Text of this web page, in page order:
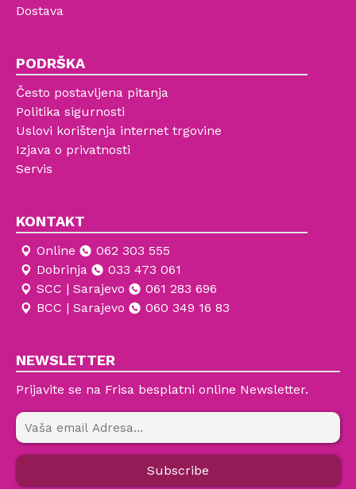
Dostava
PODRŠKA
Često postavljena pitanja
Politika sigurnosti
Uslovi korištenja internet trgovine
Izjava o privatnosti
Servis
KONTAKT
Online
062 303 555
Dobrinja
033 473 061
SCC | Sarajevo
061 283 696
BCC | Sarajevo
060 349 16 83
NEWSLETTER
Prijavite se na Frisa besplatni online Newsletter.